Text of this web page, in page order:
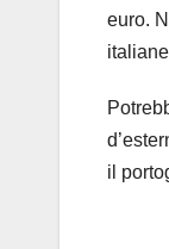
euro.
il